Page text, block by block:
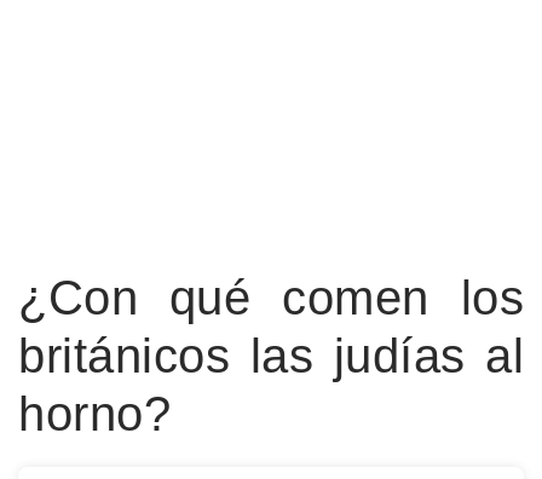
¿Con qué comen los
británicos las judías al
horno?